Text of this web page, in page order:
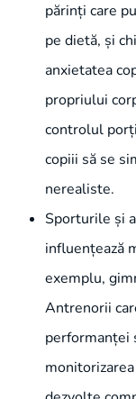
părinți care
pe dietă, și
anxietatea
propriului
controlul
copiii să se
nerealiste.
Sporturile și
influențează
exemplu,
Antrenorii
performanței